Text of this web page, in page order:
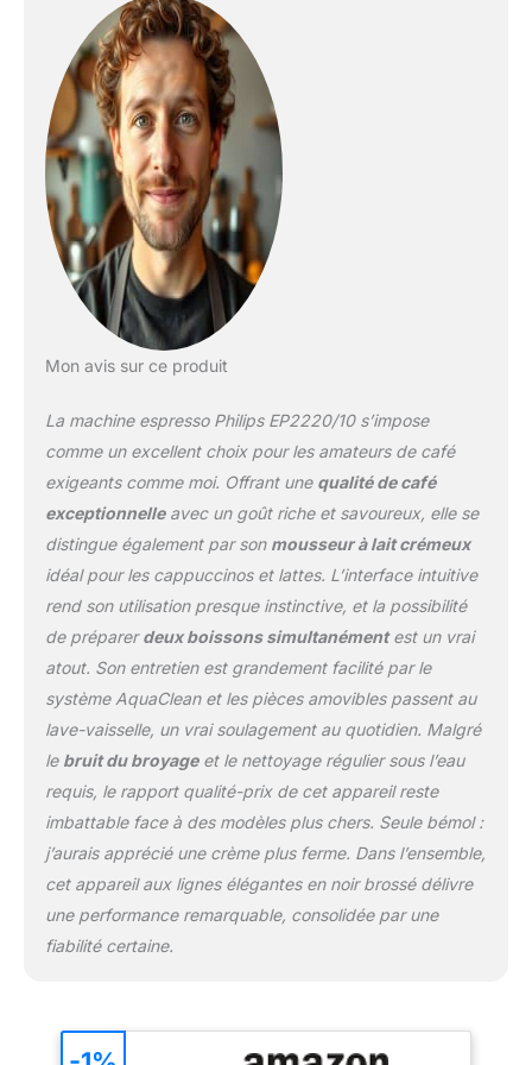
de café et de la
température. produit 1:
Technologie Aroma Seal:
préserve l'arômes des
grains de café produit 2:
Préparez jusqu'à 5000
tasses avant de détartrer
produit 2: Elimine
naturellement le calcaire
grâce à la technologie
d'échange ionique
purifiée de façon
optimale par un circuit
d'eau breveté
Mon avis sur ce produit
La machine espresso Philips EP2220/10 s’impose
comme un excellent choix pour les amateurs de café
exigeants comme moi. Offrant une qualité de café
exceptionnelleavec un goût riche et savoureux, elle se
distingue également par son mousseur à lait crémeux
idéal pour les cappuccinos et lattes. L’interface intuitive
rend son utilisation presque instinctive, et la possibilité
de préparerdeux boissons simultanémentest un vrai
atout. Son entretien est grandement facilité par le
système AquaClean et les pièces amovibles passent au
lave-vaisselle, un vrai soulagement au quotidien. Malgré
le bruit du broyageet le nettoyage régulier sous l’eau
requis, le rapport qualité-prix de cet appareil reste
imbattable face à des modèles plus chers. Seule bémol :
j’aurais apprécié une crème plus ferme. Dans l’ensemble,
cet appareil aux lignes élégantes en noir brossé délivre
une performance remarquable, consolidée par une
fiabilité certaine.